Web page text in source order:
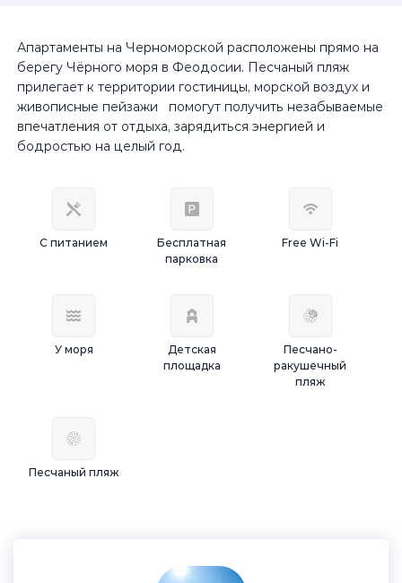
Апартаменты на Черноморской расположены прямо на
берегу Чёрного моря в Феодосии. Песчаный пляж
прилегает к территории гостиницы, морской воздух и
живописные пейзажи помогут получить незабываемые
впечатления от отдыха, зарядиться энергией и
бодростью на целый год.
С питанием
Бесплатная
парковка
Free Wi-Fi
У моря
Детская
площадка
Песчано-
ракушечный
пляж
Песчаный пляж